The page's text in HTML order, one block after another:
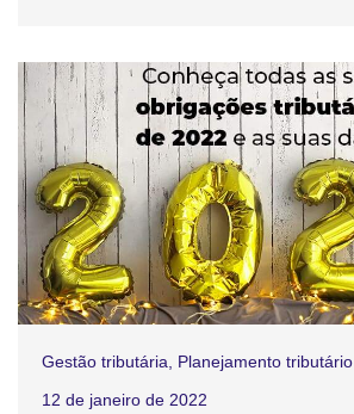
Gestão tributária, Planejamento tributário
12 de janeiro de 2022